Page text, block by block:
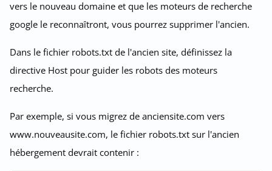
vers le nouveau domaine et que les moteurs de recherche
google le reconnaîtront, vous pourrez supprimer l'ancien.
Dans le fichier robots.txt de l'ancien site, définissez la
directive Host pour guider les robots des moteurs
recherche.
Par exemple, si vous migrez de anciensite.com vers
www.nouveausite.com, le fichier robots.txt sur l'ancien
hébergement devrait contenir :